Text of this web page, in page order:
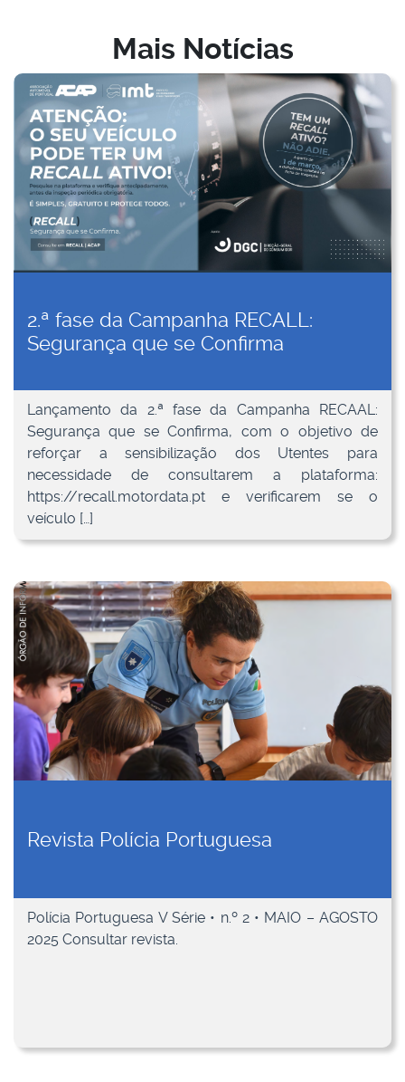
Mais Notícias
2.ª fase da Campanha RECALL:
Segurança que se Confirma
Lançamento da 2.ª fase da Campanha RECAAL:
Segurança que se Confirma, com o objetivo de
reforçar a sensibilização dos Utentes para
necessidade de consultarem a plataforma:
https://recall.motordata.pt e verificarem se o
veículo […]
Revista Polícia Portuguesa
Polícia Portuguesa V Série • n.º 2 • MAIO – AGOSTO
2025 Consultar revista.